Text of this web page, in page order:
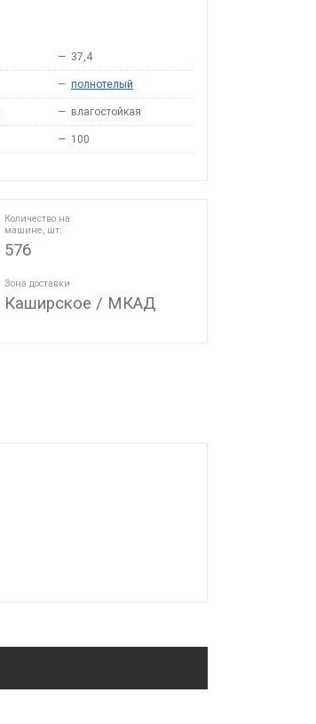
— 37,4
— полнотелый
— влагостойкая
— 100
Количество на
машине, шт.
576
Зона доставки
Каширское / МКАД